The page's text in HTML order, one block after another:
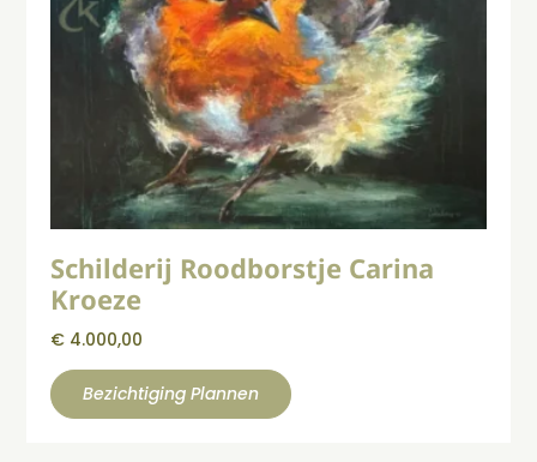
Schilderij Roodborstje Carina
Kroeze
€ 4.000,00
Bezichtiging Plannen